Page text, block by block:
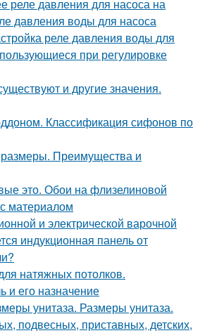
реле давления для насоса на
давления воды для насоса
реле давления воды для
при регулировке
и другие значения.
Классификация сифонов по
Преимущества и
это. Обои на флизелиновой
материалом
и электрической варочной
индукционная панель от
натяжных потолков.
и его назначение
унитаза. Размеры унитаза.
подвесных, приставных, детских,